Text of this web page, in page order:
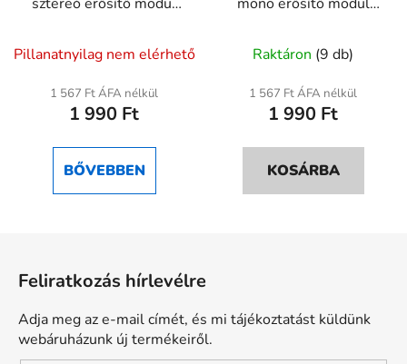
bemenettel
Pillanatnyilag nem elérhető
1 567 Ft ÁFA nélkül
1 990 Ft
BŐVEBBEN
osztály
Raktáron (9 db)
1 567 Ft ÁFA nélkül
1 990 Ft
KOSÁRBA
Feliratkozás hírlevélre
Adja meg az e-mail címét, és mi tájékoztatást küldünk
webáruházunk új termékeiről.